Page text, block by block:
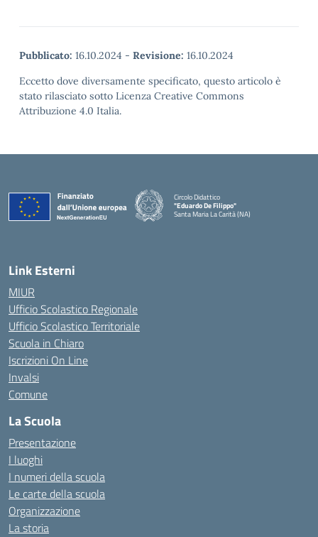
Pubblicato: 16.10.2024 - Revisione: 16.10.2024
Eccetto dove diversamente specificato, questo articolo è
stato rilasciato sotto Licenza Creative Commons
Attribuzione 4.0 Italia.
Circolo Didattico
"Eduardo De Filippo"
Santa Maria La Carità (NA)
Link Esterni
MIUR
Ufficio Scolastico Regionale
Ufficio Scolastico Territoriale
Scuola in Chiaro
Iscrizioni On Line
Invalsi
Comune
La Scuola
Presentazione
I luoghi
I numeri della scuola
Le carte della scuola
Organizzazione
La storia